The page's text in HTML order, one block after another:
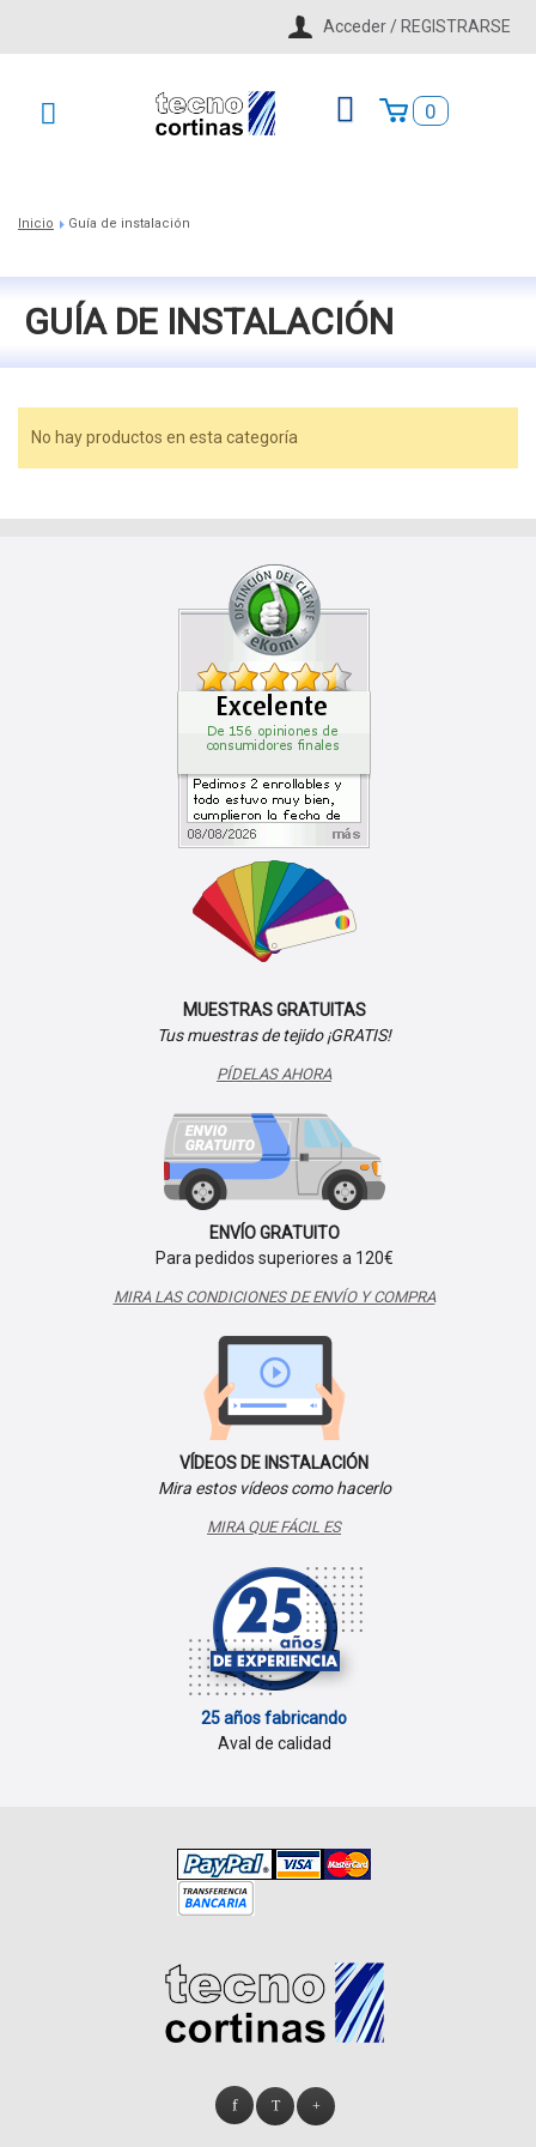
Acceder / REGISTRARSE
0
Inicio Guía de instalación
GUÍA DE INSTALACIÓN
No hay productos en esta categoría
MUESTRAS GRATUITAS
Tus muestras de tejido ¡GRATIS!
PÍDELAS AHORA
ENVÍO GRATUITO
Para pedidos superiores a 120€
MIRA LAS CONDICIONES DE ENVÍO Y COMPRA
VÍDEOS DE INSTALACIÓN
Mira estos vídeos como hacerlo
MIRA QUE FÁCIL ES
25 años fabricando
Aval de calidad
. . .